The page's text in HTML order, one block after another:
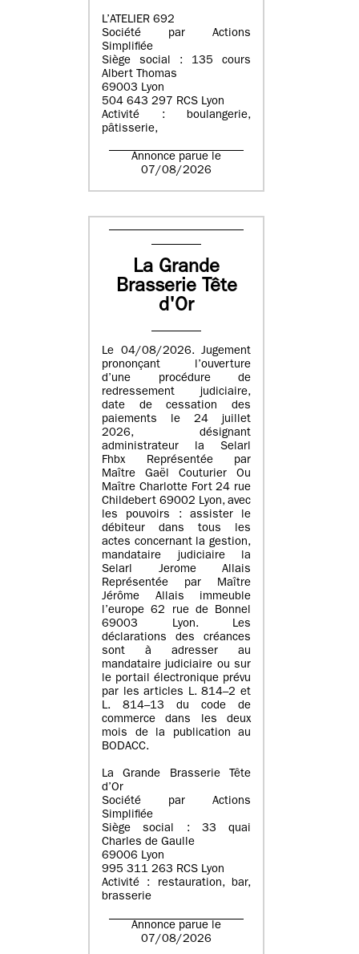
L’ATELIER 692
Société par Actions
Simplifiée
Siège social : 135 cours
Albert Thomas
69003 Lyon
504 643 297 RCS Lyon
Activité : boulangerie,
pâtisserie,
Annonce parue le
07/08/2026
La Grande
Brasserie Tête
d'Or
Le 04/08/2026. Jugement
prononçant l’ouverture
d’une procédure de
redressement judiciaire,
date de cessation des
paiements le 24 juillet
2026, désignant
administrateur la Selarl
Fhbx Représentée par
Maître Gaël Couturier Ou
Maître Charlotte Fort 24 rue
Childebert 69002 Lyon, avec
les pouvoirs : assister le
débiteur dans tous les
actes concernant la gestion,
mandataire judiciaire la
Selarl Jerome Allais
Représentée par Maître
Jérôme Allais immeuble
l’europe 62 rue de Bonnel
69003 Lyon. Les
déclarations des créances
sont à adresser au
mandataire judiciaire ou sur
le portail électronique prévu
par les articles L. 814–2 et
L. 814–13 du code de
commerce dans les deux
mois de la publication au
BODACC.
La Grande Brasserie Tête
d’Or
Société par Actions
Simplifiée
Siège social : 33 quai
Charles de Gaulle
69006 Lyon
995 311 263 RCS Lyon
Activité : restauration, bar,
brasserie
Annonce parue le
07/08/2026